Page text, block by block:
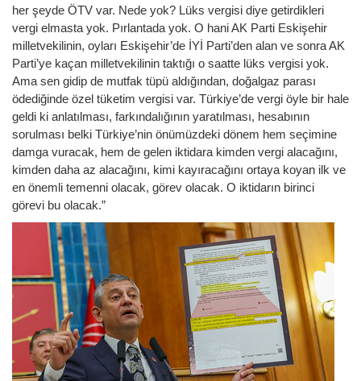
her şeyde ÖTV var. Nede yok? Lüks vergisi diye getirdikleri
vergi elmasta yok. Pırlantada yok. O hani AK Parti Eskişehir
milletvekilinin, oyları Eskişehir’de İYİ Parti’den alan ve sonra AK
Parti’ye kaçan milletvekilinin taktığı o saatte lüks vergisi yok.
Ama sen gidip de mutfak tüpü aldığından, doğalgaz parası
ödediğinde özel tüketim vergisi var. Türkiye’de vergi öyle bir hale
geldi ki anlatılması, farkındalığının yaratılması, hesabının
sorulması belki Türkiye’nin önümüzdeki dönem hem seçimine
damga vuracak, hem de gelen iktidara kimden vergi alacağını,
kimden daha az alacağını, kimi kayıracağını ortaya koyan ilk ve
en önemli temenni olacak, görev olacak. O iktidarın birinci
görevi bu olacak.”